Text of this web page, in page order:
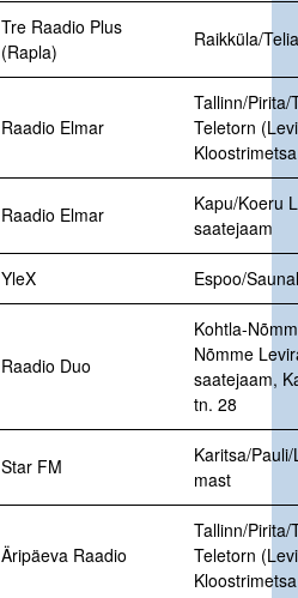
Tre Raadio Plus
(Rapla)
Raikküla/
Raadio Elmar
Tallinn/Pirita/
Teletorn
Raadio Elmar
Kapu/Koeru
saatejaam
YleX Espoo/
Raadio Duo
Kohtla-
Nõmme
saatejaam,
tn. 28
Star FM
Karitsa/
mast
Äripäeva Raadio
Tallinn/Pirita/
Teletorn